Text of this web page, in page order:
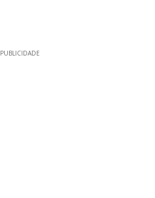
PUBLICIDADE